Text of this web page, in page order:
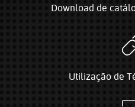
Download de
Utilização de